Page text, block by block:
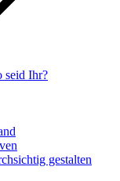
seid Ihr?
gestalten